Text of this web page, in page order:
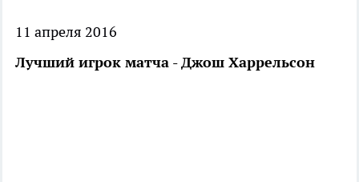
11 апреля 2016
Лучший игрок матча - Джош Харрельсон